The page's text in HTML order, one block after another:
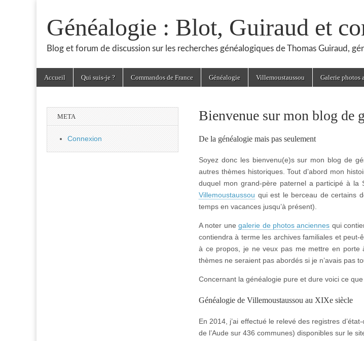
Généalogie : Blot, Guiraud et
Blog et forum de discussion sur les recherches généalogiques de Thomas Guiraud,
Main
menu
Accueil Qui suis-je ? Commandos de France Généalogie Villemoustaussou Galerie photos
Bienvenue sur mon blog de
De la généalogie mais pas seulement
Soyez donc les bienvenu(e)s sur mon blog de
autres thèmes historiques. Tout d’abord mon
duquel mon grand-père paternel a participé à la
Villemoustaussou qui est le berceau de certains
temps en vacances jusqu’à présent).
A noter unegalerie de photos anciennes qui
contiendra à terme les archives familiales et
à ce propos, je ne veux pas me mettre en porte
thèmes ne seraient pas abordés si je n’avais pas
Concernant la généalogie pure et dure voici ce
Généalogie de Villemoustaussou au XIXe siècle
En 2014, j’ai effectué le relevé des registres
de l’Aude sur 436 communes) disponibles sur le
META
Connexion